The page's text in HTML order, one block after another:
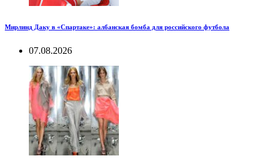
Мирлинд Даку в «Спартаке»: албанская бомба для российского футбола
07.08.2026